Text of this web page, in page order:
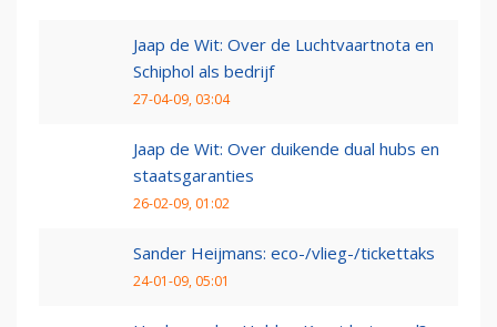
Jaap de Wit: Over de Luchtvaartnota en
Schiphol als bedrijf
27-04-09, 03:04
Jaap de Wit: Over duikende dual hubs en
staatsgaranties
26-02-09, 01:02
Sander Heijmans: eco-/vlieg-/tickettaks
24-01-09, 05:01